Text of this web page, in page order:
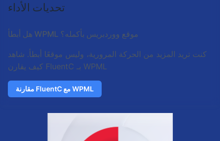
تحديات الأداء
هل أبطأ WPML موقع ووردبريس بأكمله؟
كنت تريد المزيد من الحركة المرورية، وليس موقعًا أبطأ. شاهد
كيف يقارن FluentC بـ WPML
مقارنة FluentC مع WPML